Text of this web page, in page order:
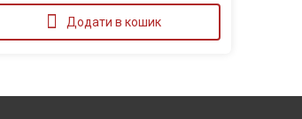
Додати в кошик